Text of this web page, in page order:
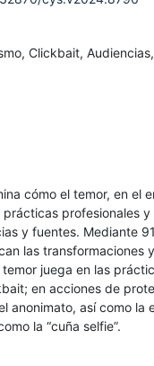
Clickbait,
cómo el temor, en el
profesionales y
y fuentes. Mediante
las transformaciones
juega en las
en acciones de
anonimato, así como la
la “cuña selfie”.